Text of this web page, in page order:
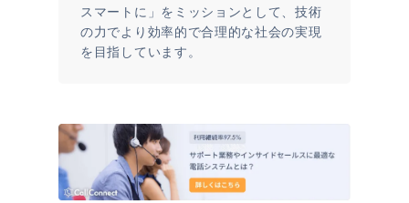
スマートに」をミッションとして、技術
の力でより効率的で合理的な社会の実現
を目指しています。